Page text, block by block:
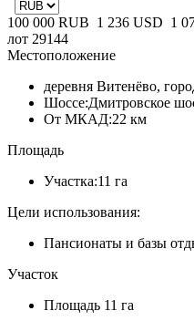
100 000 RUB 1 236 USD 1
лот 29144
Местоположение
деревня Витенёво,
Шоссе:Дмитровское
От МКАД:22 км
Площадь
Участка:11 га
Цели использования:
Пансионаты и базы
Участок
Площадь 11 га